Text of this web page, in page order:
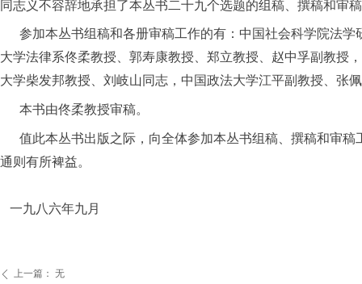
同志义不容辞地承担了本丛书二十九个选题的组稿、撰稿和审
参加本丛书组稿和各册审稿工作的有：中国社会科学院法学
大学法律系佟柔教授、郭寿康教授、郑立教授、赵中孚副教授
大学柴发邦教授、刘岐山同志，中国政法大学江平副教授、张
本书由佟柔教授审稿。
值此本丛书出版之际，向全体参加本丛书组稿、撰稿和审稿
通则有所裨益。
一九八六年九月
ꄴ 上一篇： 无